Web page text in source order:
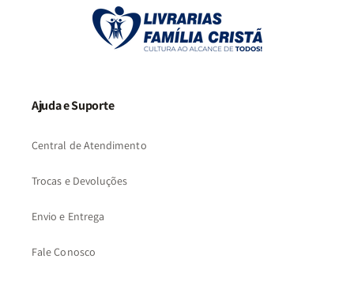
Ajuda e Suporte
Central de Atendimento
Trocas e Devoluções
Envio e Entrega
Fale Conosco